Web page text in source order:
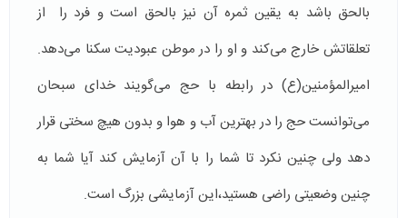
بالحق باشد به یقین ثمره آن نیز بالحق است و فرد را از
تعلقاتش خارج می‌كند و او را در موطن عبودیت سكنا می‌دهد.
امیرالمؤمنین(ع) در رابطه با حج می‌گویند خدای سبحان
می‌توانست حج را در بهترین آب و هوا و بدون هیچ سختی قرار
دهد ولی چنین نكرد تا شما را با آن آزمایش كند آیا شما به
چنین وضعیتی راضی هستید،‌این آزمایشی بزرگ است.